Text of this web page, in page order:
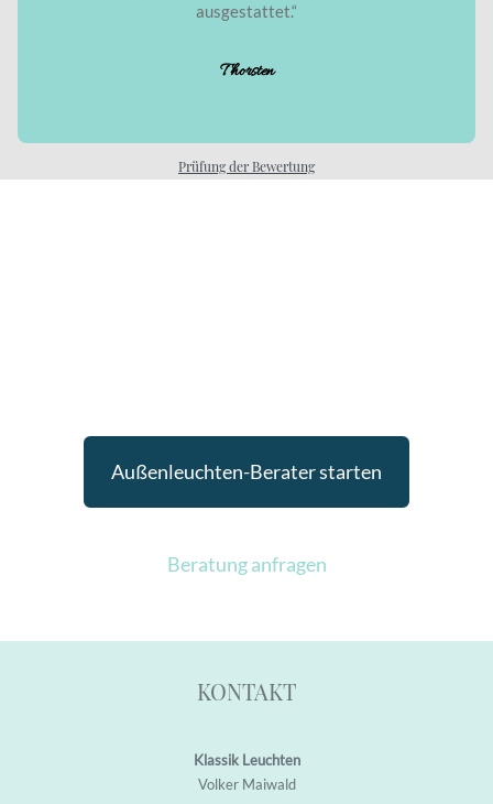
ausgestattet.“
Thorsten
Prüfung der Bewertung
Außenleuchten-Berater starten
Beratung anfragen
KONTAKT
Klassik Leuchten
Volker Maiwald